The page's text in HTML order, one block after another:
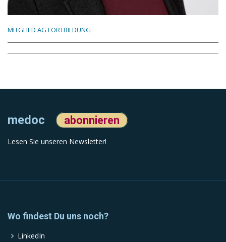
MITGLIED AG FORTBILDUNG
medoc abonnieren
Lesen Sie unseren Newsletter!
Wo findest Du uns noch?
LinkedIn